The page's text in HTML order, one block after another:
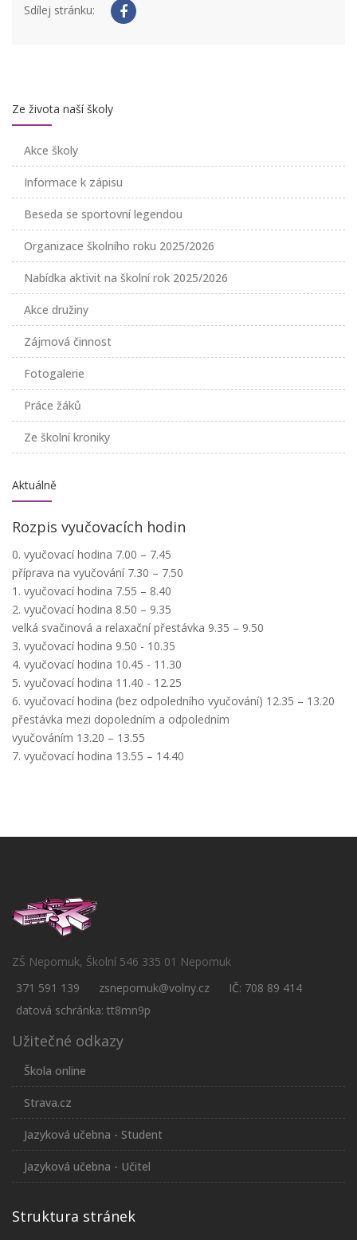
Sdílej stránku:
Ze života naší školy
Akce školy
Informace k zápisu
Beseda se sportovní legendou
Organizace školního roku 2025/2026
Nabídka aktivit na školní rok 2025/2026
Akce družiny
Zájmová činnost
Fotogalerie
Práce žáků
Ze školní kroniky
Aktuálně
Rozpis vyučovacích hodin
0. vyučovací hodina 7.00 – 7.45
příprava na vyučování 7.30 – 7.50
1. vyučovací hodina 7.55 – 8.40
2. vyučovací hodina 8.50 – 9.35
velká svačinová a relaxační přestávka 9.35 – 9.50
3. vyučovací hodina 9.50 - 10.35
4. vyučovací hodina 10.45 - 11.30
5. vyučovací hodina 11.40 - 12.25
6. vyučovací hodina (bez odpoledního vyučování) 12.35 – 13.20
přestávka mezi dopoledním a odpoledním
vyučováním 13.20 – 13.55
7. vyučovací hodina 13.55 – 14.40
ZŠ Nepomuk, Školní 546 335 01 Nepomuk
371 591 139
zsnepomuk@volny.cz
IČ: 708 89 414
datová schránka: tt8mn9p
Užitečné odkazy
Škola online
Strava.cz
Jazyková učebna - Student
Jazyková učebna - Učitel
Struktura stránek